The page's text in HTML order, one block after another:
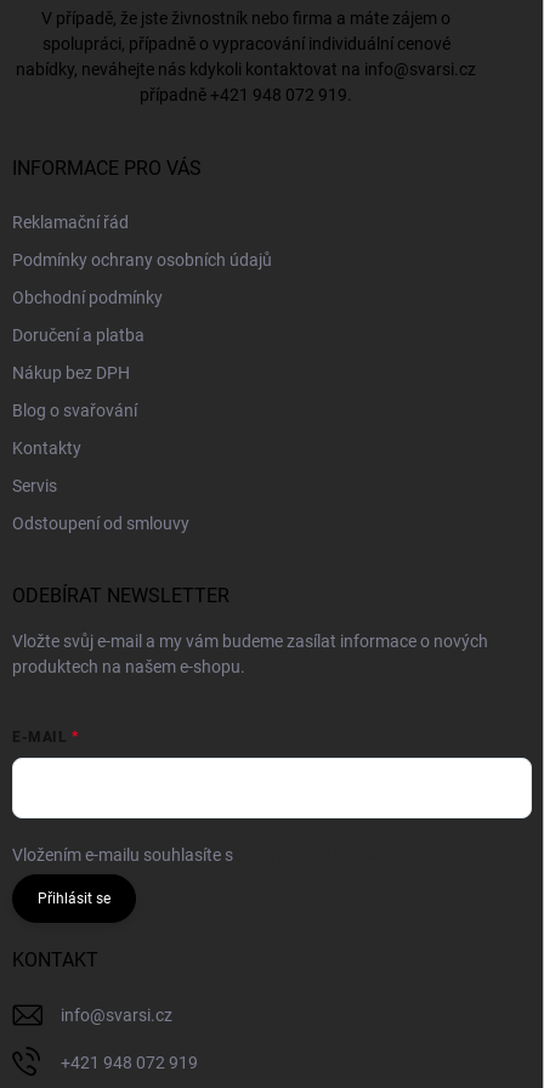
V případě, že jste živnostník nebo firma a máte zájem o
spolupráci, případně o vypracování individuální cenové
nabídky, neváhejte nás kdykoli kontaktovat na info@svarsi.cz
případně +421 948 072 919
INFORMACE PRO VÁS
Reklamační řád
Podmínky ochrany osobních údajů
Obchodní podmínky
Doručení a platba
Nákup bez DPH
Blog o svařování
Kontakty
Servis
Odstoupení od smlouvy
ODEBÍRAT NEWSLETTER
Vložte svůj e-mail a my vám budeme zasílat informace o nových
produktech na našem e-shopu.
E-MAIL
Vložením e-mailu souhlasíte s
Přihlásit se
KONTAKT
info@svarsi.cz
+421 948 072 919